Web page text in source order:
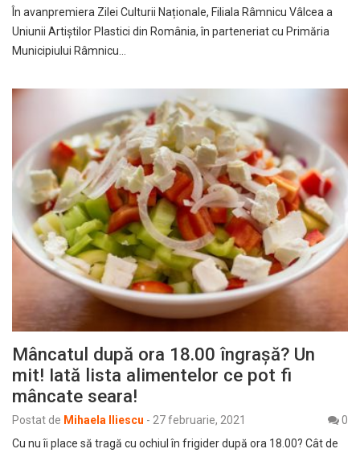
În avanpremiera Zilei Culturii Naționale, Filiala Râmnicu Vâlcea a
Uniunii Artiștilor Plastici din România, în parteneriat cu Primăria
Municipiului Râmnicu…
Mâncatul după ora 18.00 îngraşă? Un
mit! Iată lista alimentelor ce pot fi
mâncate seara!
Postat de Mihaela Iliescu - 27 februarie, 2021
0
Cu nu îi place să tragă cu ochiul în frigider după ora 18.00? Cât de